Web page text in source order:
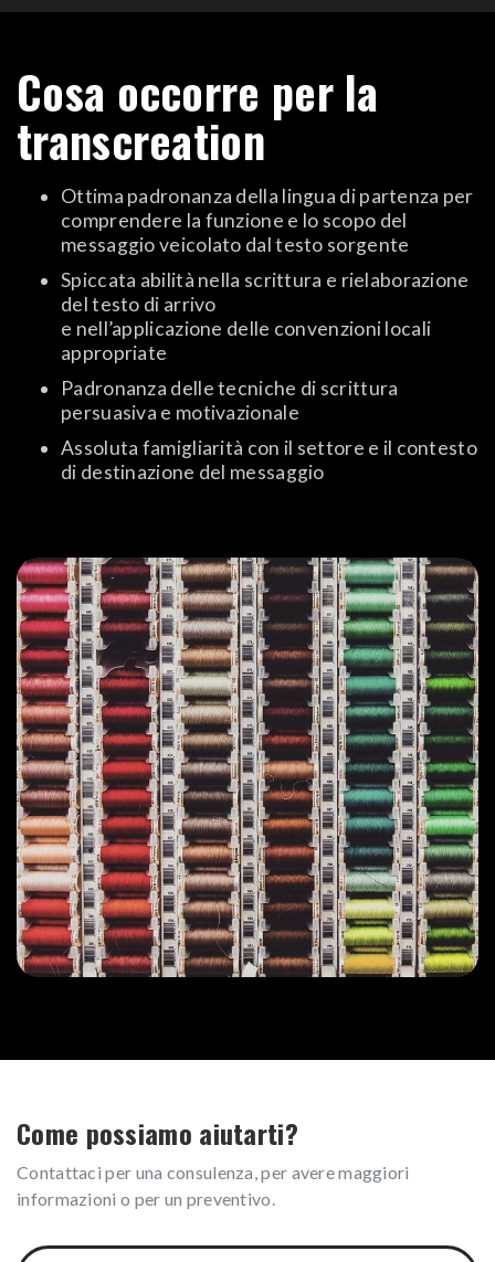
Cosa occorre per la
transcreation
Ottima padronanza della lingua di partenza per
comprendere la funzione e lo scopo del
messaggio veicolato dal testo sorgente
Spiccata abilità nella scrittura e rielaborazione
del testo di arrivo
e nell’applicazione delle convenzioni locali
appropriate
Padronanza delle tecniche di scrittura
persuasiva e motivazionale
Assoluta famigliarità con il settore e il contesto
di destinazione del messaggio
Come possiamo aiutarti?
Contattaci per una consulenza, per avere maggiori
informazioni o per un preventivo.